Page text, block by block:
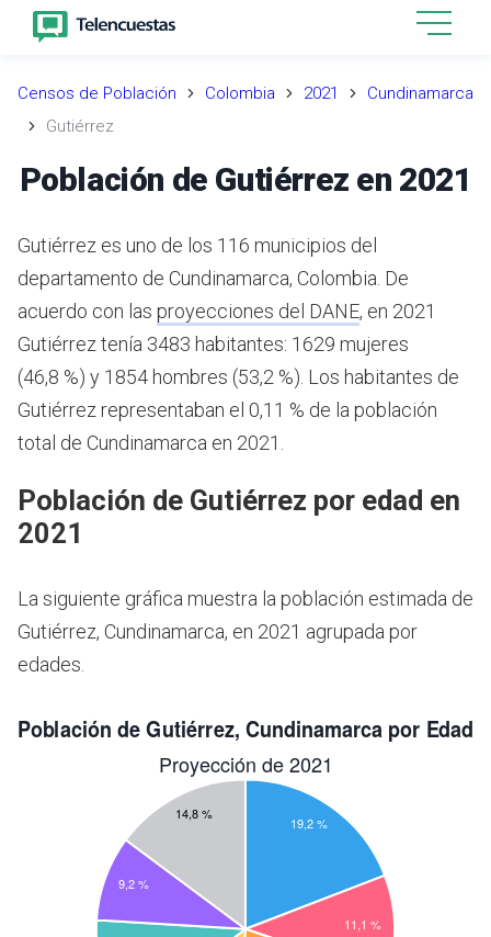
Censos de Población Colombia 2021
Cundinamarca
Gutiérrez
Población de Gutiérrez en 2021
Gutiérrez es uno de los 116 municipios del
departamento de Cundinamarca, Colombia. De
acuerdo con las proyecciones del DANE, en 2021
Gutiérrez tenía 3483 habitantes: 1629 mujeres
(46,8 %) y 1854 hombres (53,2 %). Los habitantes de
Gutiérrez representaban el 0,11 % de la población
total de Cundinamarca en 2021.
Población de Gutiérrez por edad en
2021
La siguiente gráfica muestra la población estimada de
Gutiérrez, Cundinamarca, en 2021 agrupada por
edades.